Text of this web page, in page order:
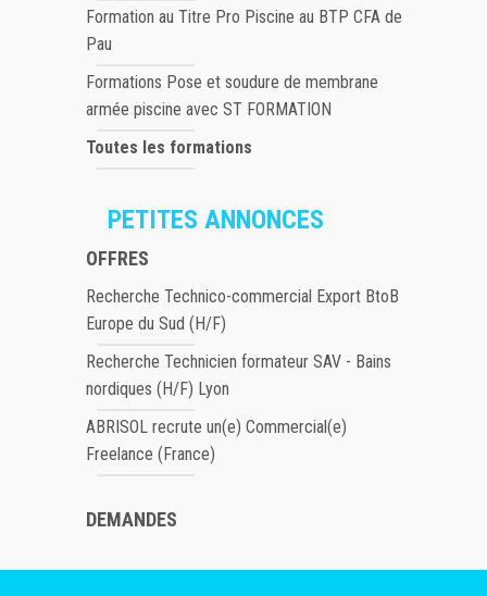
Formation au Titre Pro Piscine au BTP CFA de
Pau
Formations Pose et soudure de membrane
armée piscine avec ST FORMATION
Toutes les formations
PETITES ANNONCES
OFFRES
Recherche Technico-commercial Export BtoB
Europe du Sud (H/F)
Recherche Technicien formateur SAV - Bains
nordiques (H/F) Lyon
ABRISOL recrute un(e) Commercial(e)
Freelance (France)
DEMANDES